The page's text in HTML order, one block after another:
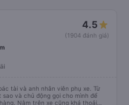
4.5
(1904 đánh giá)
tài và anh nhân viên phụ xe. Từ
sao và chủ động gọi cho mình để
thoải